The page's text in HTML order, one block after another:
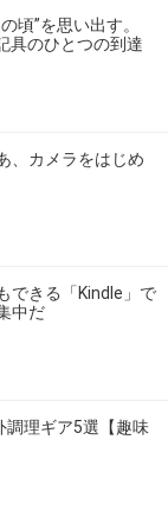
頃”を思い出す。
具のひとつの到達
、カメラをはじめ
できる「Kindle」で
中だ
調理ギア5選【趣味